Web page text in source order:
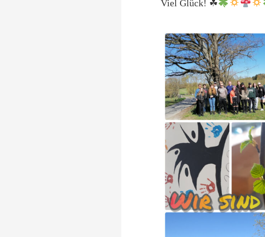
Viel Glück! ☘